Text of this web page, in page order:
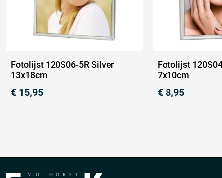
Fotolijst 120S06-5R Silver
13x18cm
€ 15,95
Fotolijst
7x10cm
€ 8,95